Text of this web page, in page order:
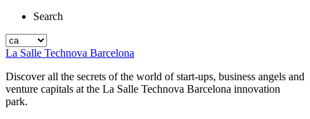
Search
La Salle Technova Barcelona
Discover all the secrets of the world of start-ups, business angels and
venture capitals at the La Salle Technova Barcelona innovation
park.